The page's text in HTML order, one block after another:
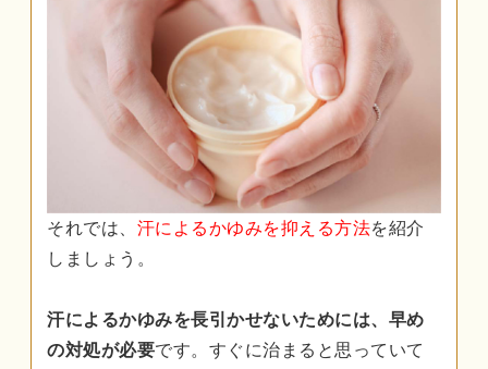
それでは、 汗によるかゆみを抑える方法を紹介
しましょう。
汗によるかゆみを長引かせないためには、早め
の対処が必要です。すぐに治まると思っていて